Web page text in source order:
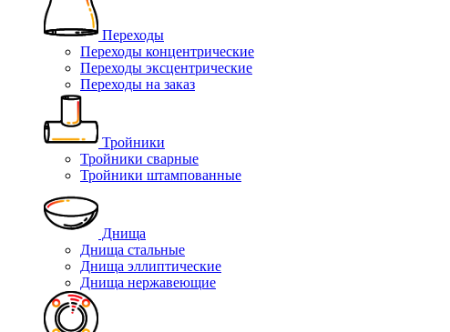
Переходы
Переходы концентрические
Переходы эксцентрические
Переходы на заказ
Тройники
Тройники сварные
Тройники штампованные
Днища
Днища стальные
Днища эллиптические
Днища нержавеющие